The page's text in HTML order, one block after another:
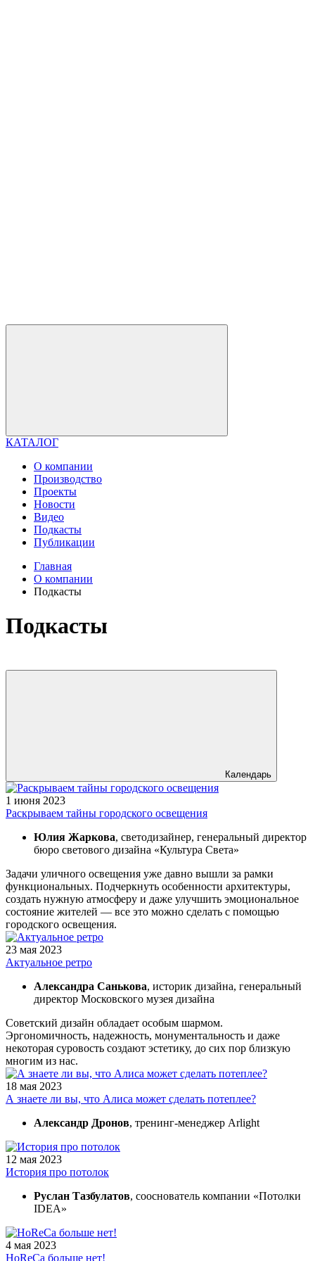
КАТАЛОГ
О компании
Производство
Проекты
Новости
Видео
Подкасты
Публикации
Главная
О компании
Подкасты
Подкасты
Календарь
1 июня 2023
Раскрываем тайны городского освещения
Юлия Жаркова, светодизайнер, генеральный директор
бюро светового дизайна «Культура Света»
Задачи уличного освещения уже давно вышли за рамки
функциональных. Подчеркнуть особенности архитектуры,
создать нужную атмосферу и даже улучшить эмоциональное
состояние жителей — все это можно сделать с помощью
городского освещения.
23 мая 2023
Актуальное ретро
Александра Санькова, историк дизайна, генеральный
директор Московского музея дизайна
Советский дизайн обладает особым шармом.
Эргономичность, надежность, монументальность и даже
некоторая суровость создают эстетику, до сих пор близкую
многим из нас.
18 мая 2023
А знаете ли вы, что Алиса может сделать потеплее?
Александр Дронов, тренинг-менеджер Arlight
12 мая 2023
История про потолок
Руслан Тазбулатов, cооснователь компании «Потолки
IDEA»
4 мая 2023
HoReCa больше нет!